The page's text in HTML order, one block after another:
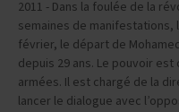
2011 - Dans la foulée de la
semaines de
février, le départ de
depuis 29 ans. Le pouvoir
armées. Il est chargé de la
lancer le dialogue avec